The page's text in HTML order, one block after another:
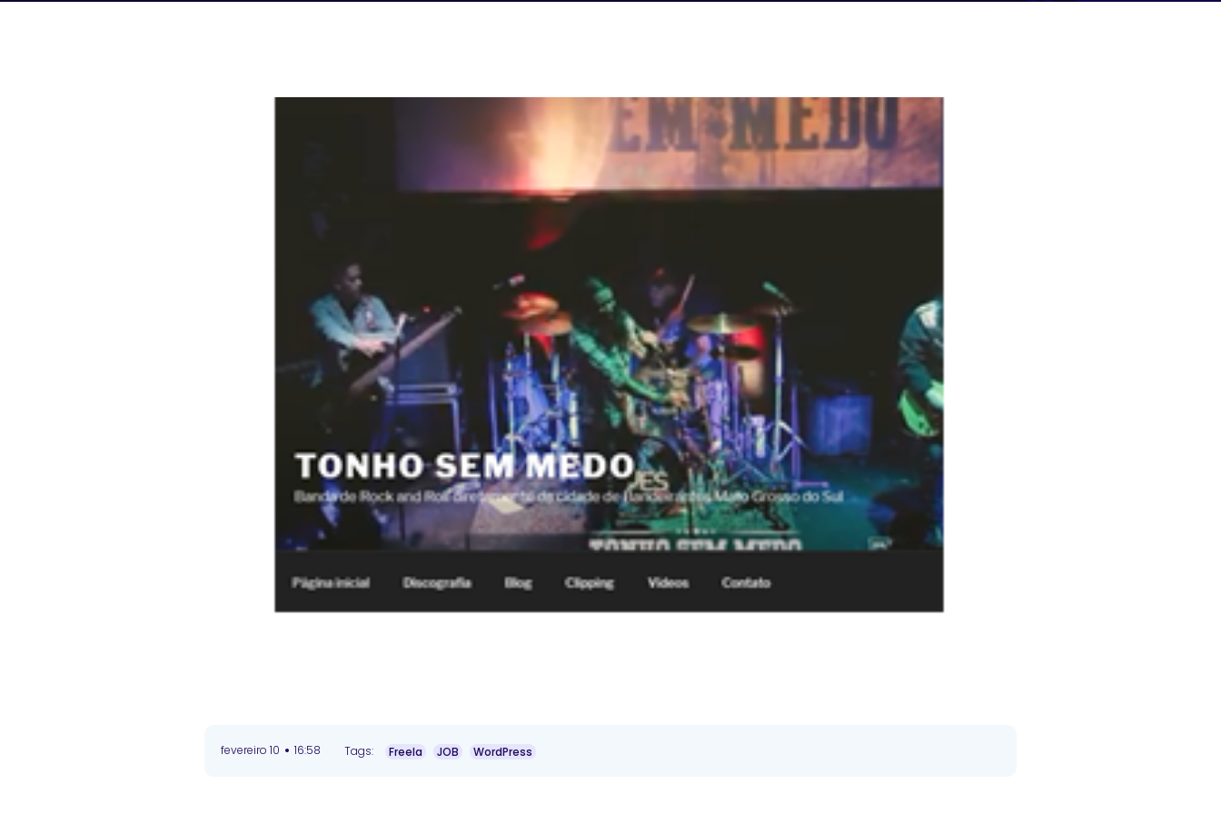
fevereiro 10 • 16:58 Tags: Freela JOB WordPress